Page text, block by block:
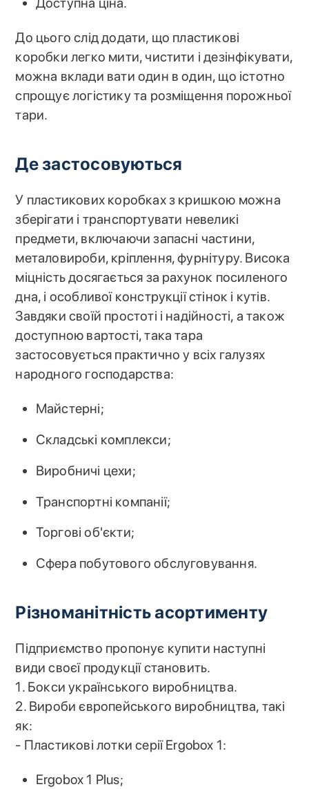
До цього слід додати, що пластикові
коробки легко мити, чистити і дезінфікувати,
можна вклади вати один в один, що істотно
спрощує логістику та розміщення порожньої
тари.
Де застосовуються
У пластикових коробках з кришкою можна
зберігати і транспортувати невеликі
предмети, включаючи запасні частини,
металовироби, кріплення, фурнітуру. Висока
міцність досягається за рахунок посиленого
дна, і особливої конструкції стінок і кутів.
Завдяки своїй простоті і надійності, а також
доступною вартості, така тара
застосовується практично у всіх галузях
народного господарства:
Майстерні;
Складські комплекси;
Виробничі цехи;
Транспортні компанії;
Торгові об'єкти;
Сфера побутового обслуговування.
Різноманітність асортименту
Підприємство пропонує купити наступні
види своєї продукції становить.
1. Бокси українського виробництва.
2. Вироби європейського виробництва, такі
як:
- Пластикові лотки серії Ergobox 1:
Ergobox 1 Plus;